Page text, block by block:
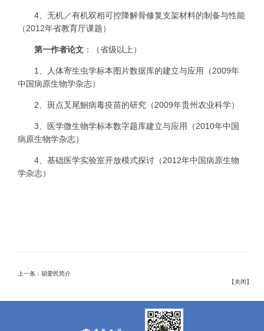
4、 无机／有机双相可控降解骨修复支架材料的制备与性能
（2012年省教育厅课题）
第一作者论文 ：（省级以上）
1、人体寄生虫学标本图片数据库的建立与应用（2009年
中国病原生物学杂志）
2、斑点叉尾鮰病毒疫苗的研究（2009年贵州农业科学）
3、医学微生物学标本数字题库建立与应用（2010年中国
病原生物学杂志）
4、基础医学实验室开放模式探讨（2012年中国病原生物
学杂志）
上一条：胡爱民简介
【关闭】